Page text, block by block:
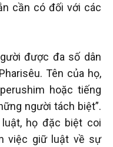
cần có đối với các
được đa số dân
Tên của họ,
hoặc tiếng
người tách biệt”.
họ đặc biệt coi
việc giữ luật về sự